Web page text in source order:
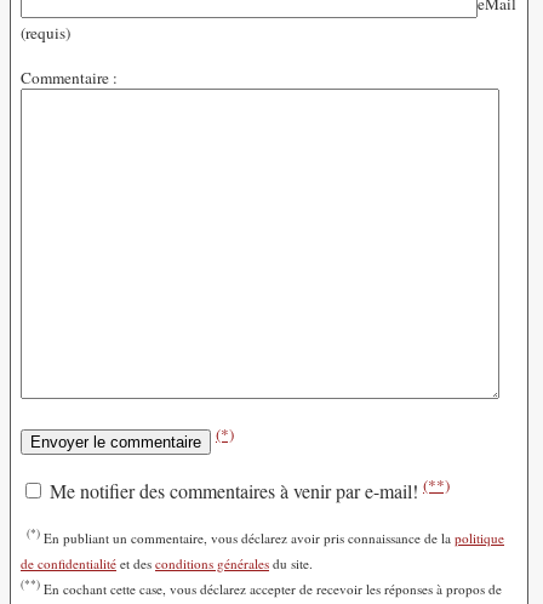
(requis)
Commentaire :
(*)
Me notifier des commentaires à venir par e-mail! (**)
(*) En publiant un commentaire, vous déclarez avoir pris connaissance de la politique
de confidentialité et des conditions générales du site.
(**) En cochant cette case, vous déclarez accepter de recevoir les réponses à propos de